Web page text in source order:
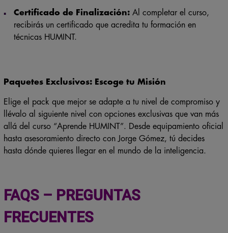
Certificado de Finalización:Al completar el curso,
recibirás un certificado que acredita tu formación en
técnicas HUMINT.
Paquetes Exclusivos: Escoge tu Misión
Elige el pack que mejor se adapte a tu nivel de compromiso y
llévalo al siguiente nivel con opciones exclusivas que van más
allá del curso “Aprende HUMINT”. Desde equipamiento oficial
hasta asesoramiento directo con Jorge Gómez, tú decides
hasta dónde quieres llegar en el mundo de la inteligencia.
FAQS – PREGUNTAS
FRECUENTES